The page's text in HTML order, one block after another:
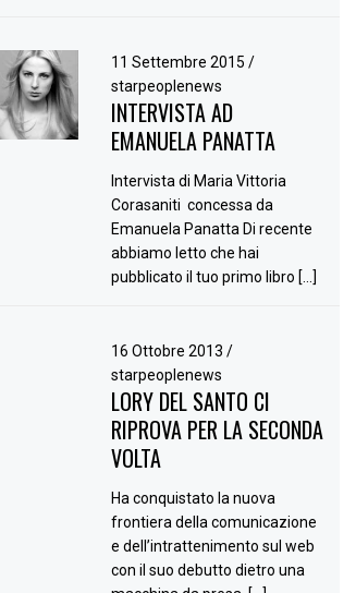
11 Settembre 2015 /
starpeoplenews
INTERVISTA AD
EMANUELA PANATTA
Intervista di Maria Vittoria
Corasaniti concessa da
Emanuela Panatta Di recente
abbiamo letto che hai
pubblicato il tuo primo libro […]
16 Ottobre 2013 /
starpeoplenews
LORY DEL SANTO CI
RIPROVA PER LA SECONDA
VOLTA
Ha conquistato la nuova
frontiera della comunicazione
e dell’intrattenimento sul web
con il suo debutto dietro una